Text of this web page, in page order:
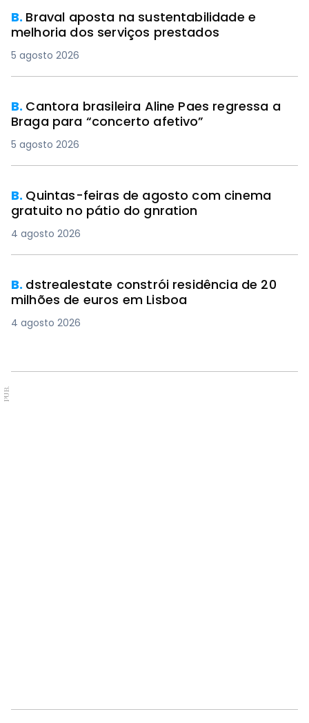
B. Braval aposta na sustentabilidade e
melhoria dos serviços prestados
5 agosto 2026
B. Cantora brasileira Aline Paes regressa a
Braga para “concerto afetivo”
5 agosto 2026
B. Quintas-feiras de agosto com cinema
gratuito no pátio do gnration
4 agosto 2026
B. dstrealestate constrói residência de 20
milhões de euros em Lisboa
4 agosto 2026
PUB.